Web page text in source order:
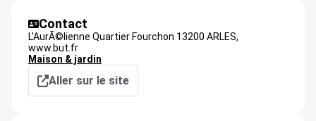
Contact
L'AurÃ©lienne Quartier Fourchon 13200 ARLES,
www.but.fr
Maison & jardin
Aller sur le site